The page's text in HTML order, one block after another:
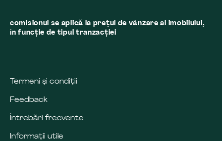
comisionul se aplică la preţul de vânzare al imobilului,
în funcţie de tipul tranzacţiei
Termeni și condiții
Feedback
Întrebări frecvente
Informații utile